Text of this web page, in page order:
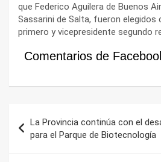
que Federico Aguilera de Buenos
Sassarini de Salta, fueron elegidos
primero y vicepresidente segundo
Comentarios de
de
entradas
La Provincia continúa con el
para el Parque de Biotecnología